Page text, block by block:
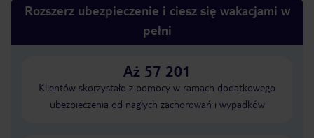
Rozszerz ubezpieczenie i ciesz się wakacjami w
pełni
Aż 57 201
Klientów skorzystało z pomocy w ramach dodatkowego
ubezpieczenia od nagłych zachorowań i wypadków